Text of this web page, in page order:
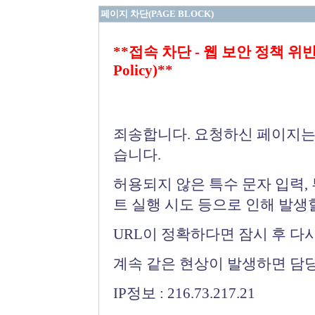
페이지 차단(PAGE BLOCK)
**접속 차단 - 웹 보안 정책 위
Policy)**
죄송합니다. 요청하신 페이지
습니다.
허용되지 않은 특수 문자 입력
트 실행 시도 등으로 인해 발생
URL이 정확하다면 잠시 후 다
계속 같은 현상이 발생하면 담
IP정보 : 216.73.217.21